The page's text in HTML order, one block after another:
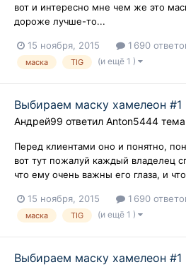
вот и интересно мне чем же это
дороже лучше-то...
15 ноября, 2015 1 690
маска TIG (и ещё 1 )
Выбираем маску хамелеон #1
Андрей99 ответил Anton5444
Перед клиентами оно и понятно,
вот тут пожалуй каждый владелец
что ему очень важны его глаза, и
15 ноября, 2015 1 690
маска TIG (и ещё 1 )
Выбираем маску хамелеон #1